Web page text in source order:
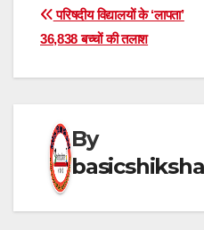
at
s
A
p
e
gr
a
c
e
b
k
ar
Post
navigation
परिषदीय विद्यालयों के ‘लापता’
36,838 बच्चों की तलाश
By